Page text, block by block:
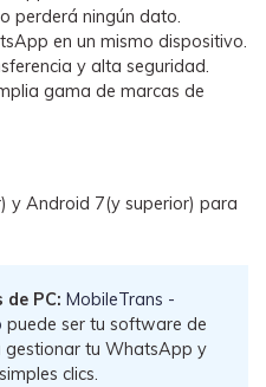
perderá ningún dato.
en un mismo dispositivo.
y alta seguridad.
gama de marcas de
y Android 7(y superior) para
PC: MobileTrans -
puede ser tu software de
gestionar tu WhatsApp y
clics.